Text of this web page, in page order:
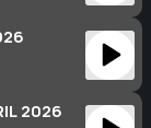
2026